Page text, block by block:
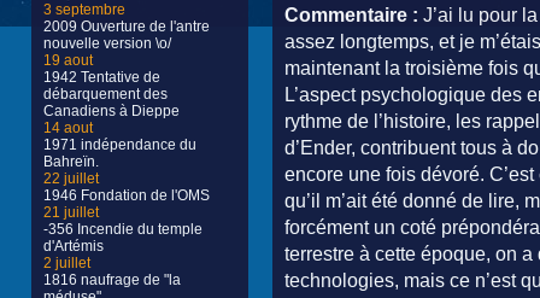
3 septembre
2009 Ouverture de l'antre
nouvelle version \o/
19 aout
1942 Tentative de
débarquement des
Canadiens à Dieppe
14 aout
1971 indépendance du
Bahreïn.
22 juillet
1946 Fondation de l'OMS
21 juillet
-356 Incendie du temple
d'Artémis
2 juillet
1816 naufrage de "la
Commentaire : J’ai lu pour
assez longtemps, et je
maintenant la troisième fois
L’aspect psychologique des
rythme de l’histoire, les
d’Ender, contribuent tous à
encore une fois dévoré.
qu’il m’ait été donné de lire,
forcément un coté
terrestre à cette époque, on
technologies, mais ce n’est